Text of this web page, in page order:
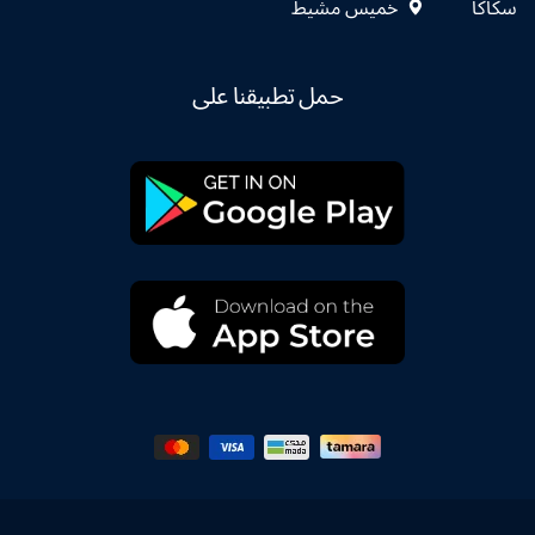
سكاكا خميس مشيط
حمل تطبيقنا على